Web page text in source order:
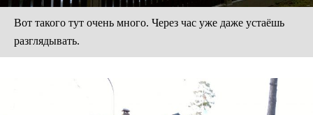
Вот такого тут очень много. Через час уже даже устаёшь
разглядывать.